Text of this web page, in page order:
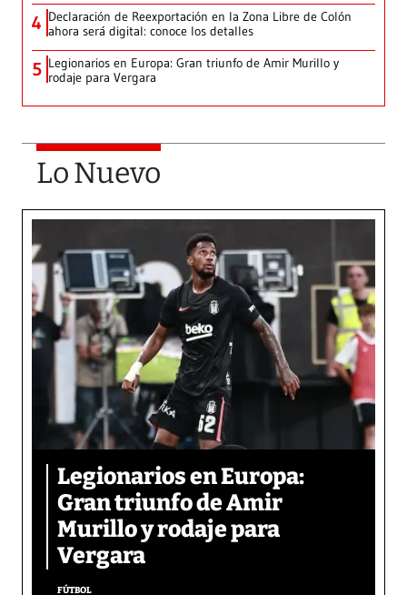
4 Declaración de Reexportación en la Zona Libre de Colón
ahora será digital: conoce los detalles
5 Legionarios en Europa: Gran triunfo de Amir Murillo y
rodaje para Vergara
Lo Nuevo
Legionarios en Europa:
Gran triunfo de Amir
Murillo y rodaje para
Vergara
FÚTBOL